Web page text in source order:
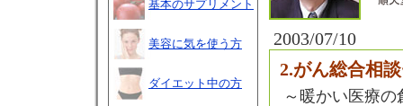
2003/07/10
2.がん総合相
～暖かい医療
基本のサプリメント
美容に気を使う方
ダイエット中の方